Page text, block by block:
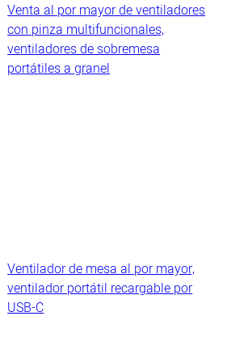
Venta al por mayor de ventiladores
con pinza multifuncionales,
ventiladores de sobremesa
portátiles a granel
Ventilador de mesa al por mayor,
ventilador portátil recargable por
USB-C